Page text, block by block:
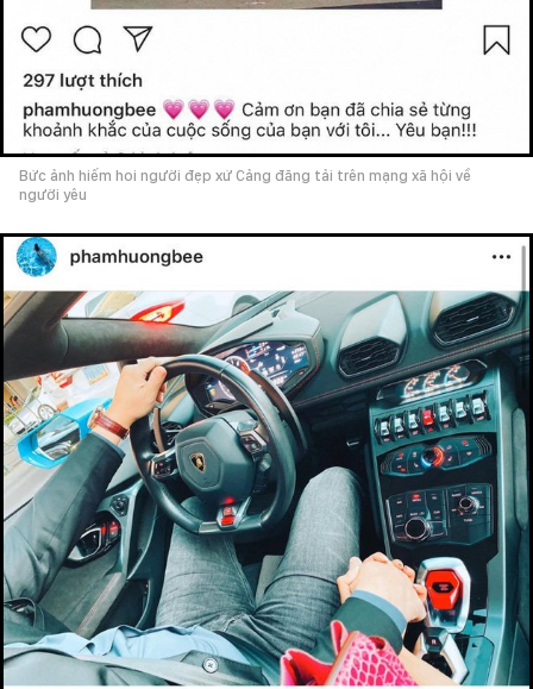
Bức ảnh hiếm hoi người đẹp xứ Cảng đăng tải trên mạng xã hội về
người yêu